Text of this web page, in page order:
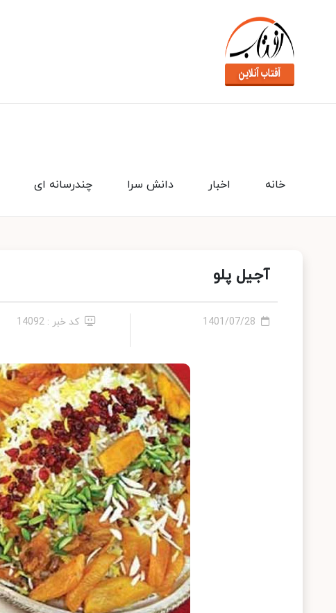
چندرسانه ای دانش سرا اخبار خانه
آجیل پلو
1401/07/28 کد خبر : 14092